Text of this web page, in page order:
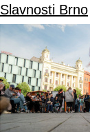
Slavnosti Brno